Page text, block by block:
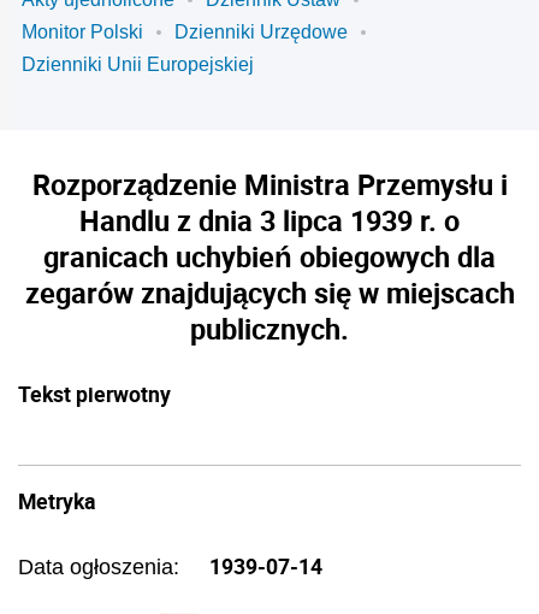
Monitor Polski
Dzienniki Urzędowe
Dzienniki Unii Europejskiej
Rozporządzenie Ministra Przemysłu i
Handlu z dnia 3 lipca 1939 r. o
granicach uchybień obiegowych dla
zegarów znajdujących się w miejscach
publicznych.
Tekst pierwotny
Metryka
Data ogłoszenia: 1939-07-14